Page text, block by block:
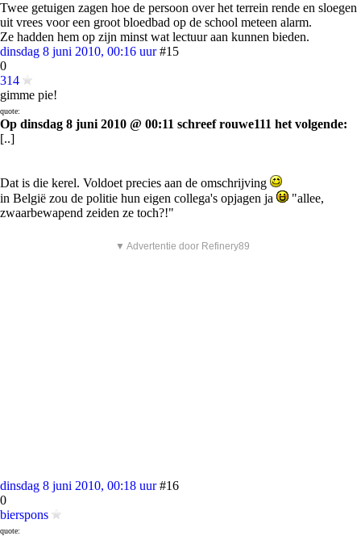
Twee getuigen zagen hoe de persoon over het terrein rende en sloegen
uit vrees voor een groot bloedbad op de school meteen alarm.
Ze hadden hem op zijn minst wat lectuur aan kunnen bieden.
dinsdag 8 juni 2010, 00:16 uur #15
0
314
gimme pie!
quote:
Op dinsdag 8 juni 2010 @ 00:11 schreef rouwe111 het volgende:
[..]
Dat is die kerel. Voldoet precies aan de omschrijving
in België zou de politie hun eigen collega's opjagen ja
"allee,
zwaarbewapend zeiden ze toch?!"
▼ Advertentie door Refinery89
dinsdag 8 juni 2010, 00:18 uur #16
0
bierspons
quote: